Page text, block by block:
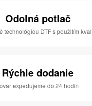
Odolná potlač
technológiou DTF s použitím
Rýchle dodanie
expedujeme do 24 hodín